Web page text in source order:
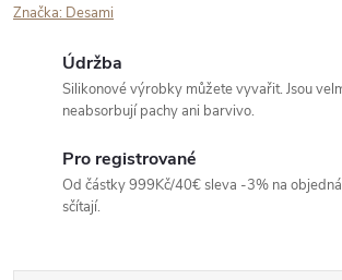
Značka: Desami
Údržba
Silikonové výrobky můžete vyvařit. Jsou
neabsorbují pachy ani barvivo.
Pro registrované
Od částky 999Kč/40€ sleva -3% na
sčítají.